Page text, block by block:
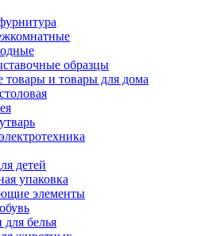
образцы
товары и товары для дома
детей
упаковка
элементы
белья